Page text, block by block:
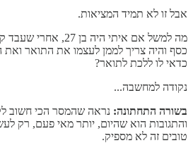
אבל זו לא תמיד המציאות.
מה למשל אם איתי היה
כסף והיה צריך לממן לעצמו את התואר ואת
כדאי לו ללכת לתואר?
נקודה למחשבה...
בשורה התחתונה: נראה שהמסר הכי חשוב
והתגובות הוא שהיום, יותר מאי פעם, רק
טובים זה לא מספיק.